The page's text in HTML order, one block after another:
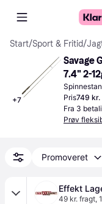
Start/Sport & Fritid/
+7
Savage
7.4" 2-
Pris749 kr.
Fra 3
Prøv
Promoveret
Effekt
49 kr. fragt,